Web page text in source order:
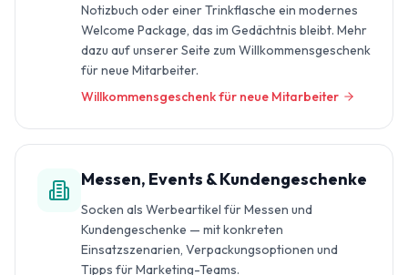
Notizbuch oder einer Trinkflasche ein modernes
Welcome Package, das im Gedächtnis bleibt. Mehr
dazu auf unserer Seite zum Willkommensgeschenk
für neue Mitarbeiter.
Willkommensgeschenk für neue Mitarbeiter
Messen, Events & Kundengeschenke
Socken als Werbeartikel für Messen und
Kundengeschenke — mit konkreten
Einsatzszenarien, Verpackungsoptionen und
Tipps für Marketing-Teams.